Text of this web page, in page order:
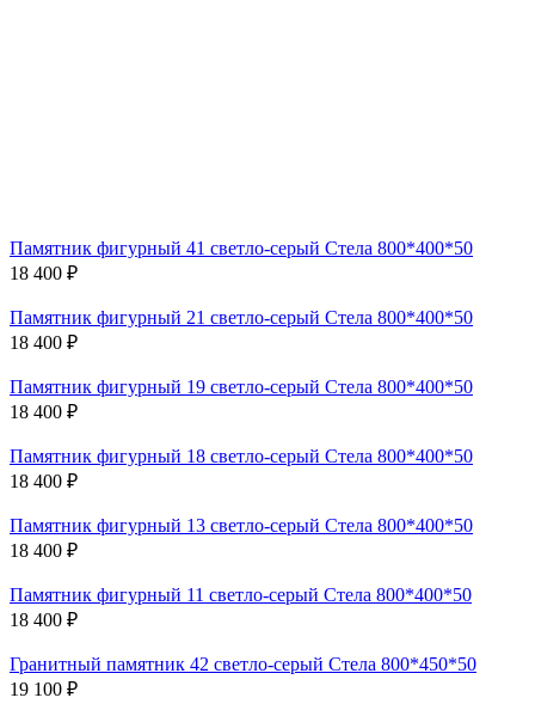
Памятник фигурный 41 светло-серый Стела 800*400*50
18 400 ₽
Памятник фигурный 21 светло-серый Стела 800*400*50
18 400 ₽
Памятник фигурный 19 светло-серый Стела 800*400*50
18 400 ₽
Памятник фигурный 18 светло-серый Стела 800*400*50
18 400 ₽
Памятник фигурный 13 светло-серый Стела 800*400*50
18 400 ₽
Памятник фигурный 11 светло-серый Стела 800*400*50
18 400 ₽
Гранитный памятник 42 светло-серый Стела 800*450*50
19 100 ₽